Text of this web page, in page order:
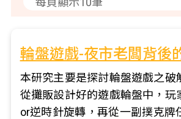
輪盤遊戲-夜市老闆背後
本研究主要是探討輪盤遊戲之破
從攤販設計好的遊戲輪盤中，玩
or逆時針旋轉，再從一副撲克牌